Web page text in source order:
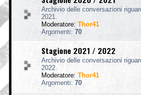
Archivio delle conversazioni
2021.
Moderatore: Thor41
Argomenti: 70
Stagione 2021 / 2022
Archivio delle conversazioni
2022.
Moderatore: Thor41
Argomenti: 70